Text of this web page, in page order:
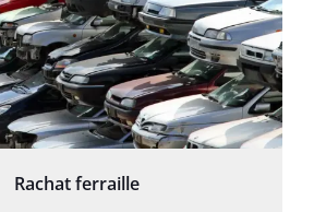
Rachat ferraille